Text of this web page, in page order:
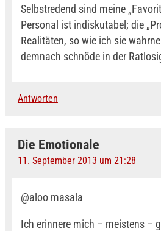
Selbstredend sind meine
Personal ist indiskutabel; die
Realitäten, so wie ich sie
demnach schnöde in der
Antworten
Die Emotionale
11. September 2013 um 21:28
@aloo masala
Ich erinnere mich – meistens –